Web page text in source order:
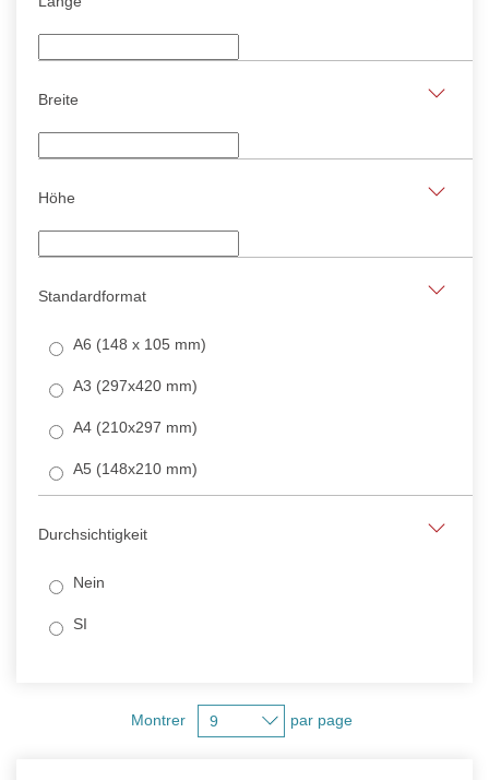
Breite
Höhe
Standardformat
A6 (148 x 105 mm)
A3 (297x420 mm)
A4 (210x297 mm)
A5 (148x210 mm)
Durchsichtigkeit
Nein
SI
Montrer par page